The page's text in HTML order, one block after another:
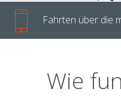
Fahrten über die
Wie